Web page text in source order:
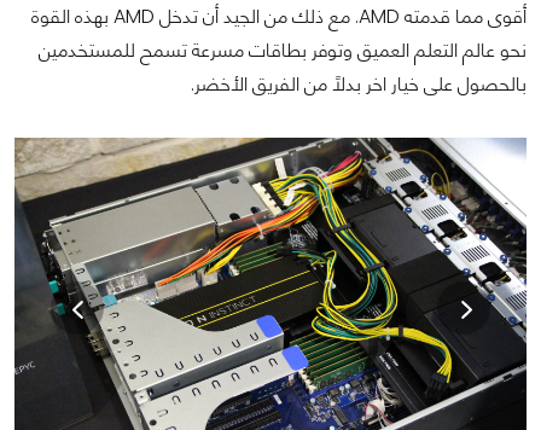
أقوى مما قدمته AMD. مع ذلك من الجيد أن تدخل AMD بهذه القوة
نحو عالم التعلم العميق وتوفر بطاقات مسرعة تسمح للمستخدمين
بالحصول على خيار اخر بدلاً من الفريق الأخضر.